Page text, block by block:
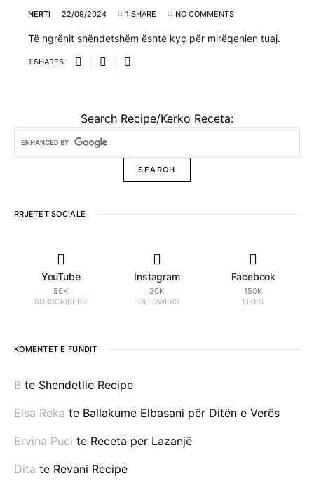
NERTI 22/09/2024 1 SHARE NO COMMENTS
Të ngrënit shëndetshëm është kyç për mirëqenien tuaj.
1 SHARES
Search Recipe/Kerko Receta:
RRJETET SOCIALE
YouTube
50K
SUBSCRIBERS
Instagram
20K
FOLLOWERS
Facebook
150K
LIKES
KOMENTET E FUNDIT
B te Shendetlie Recipe
Elsa Reka te Ballakume Elbasani për Ditën e Verës
Ervina Puci te Receta per Lazanjë
Dita te Revani Recipe